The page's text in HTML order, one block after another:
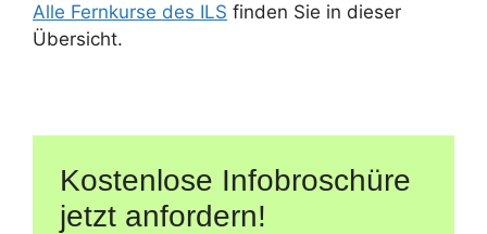
Alle Fernkurse des ILS finden Sie in dieser
Übersicht.
Kostenlose Infobroschüre
jetzt anfordern!